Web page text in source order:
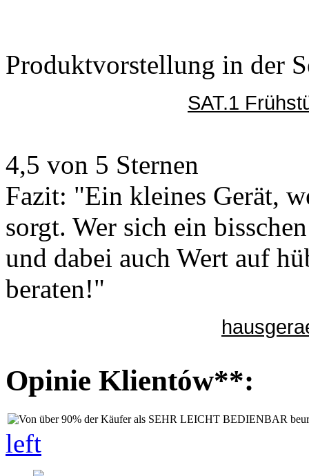
Produktvorstellung in der
SAT.1
4,5 von 5 Sternen
Fazit: "Ein kleines Gerät,
sorgt. Wer sich ein
und dabei auch Wert auf
beraten!"
Opinie Klientów**:
left